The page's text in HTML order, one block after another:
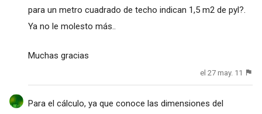
para un metro cuadrado de techo indican 1,5 m2 de pyl?.
Ya no le molesto más..
Muchas gracias
el 27 may. 11
Para el cálculo, ya que conoce las dimensiones del